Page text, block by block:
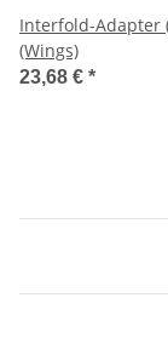
Interfold-Adapter
(Wings)
23,68 € *